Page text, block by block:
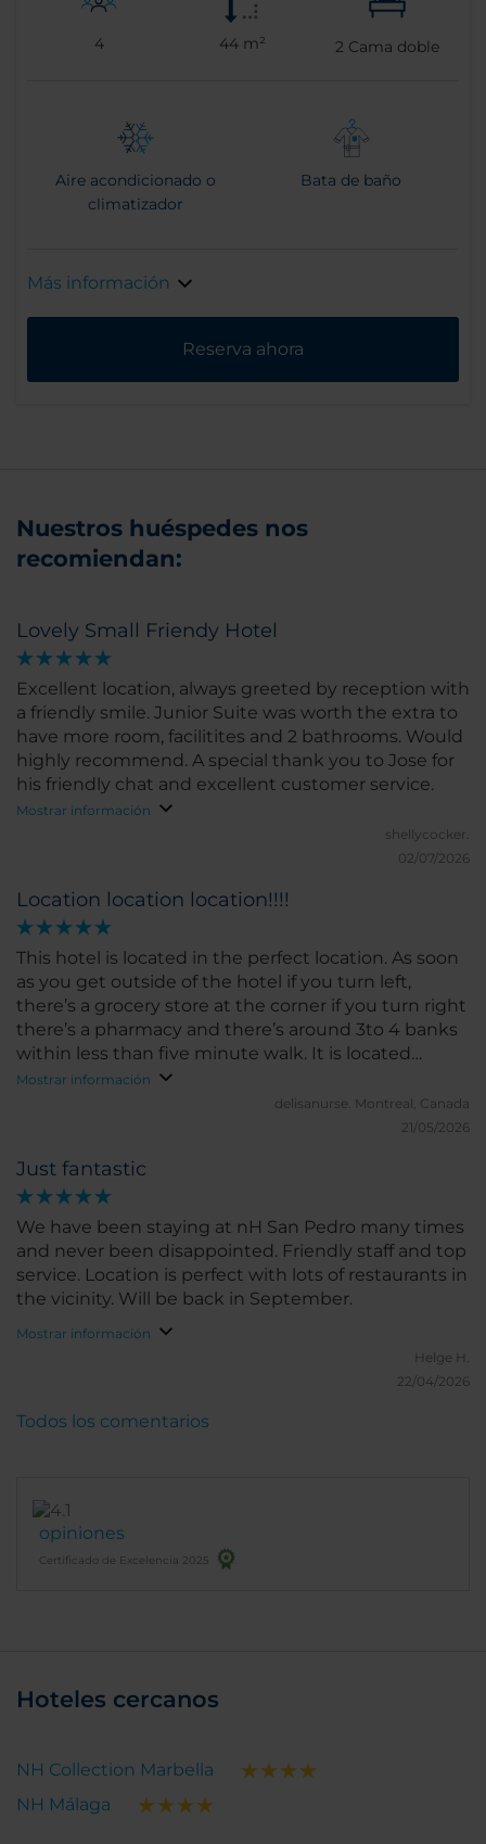
4 44 m² 2 Cama doble
Aire acondicionado o
climatizador
Bata de baño
Más información
Reserva ahora
Nuestros huéspedes nos
recomiendan:
Lovely Small Friendy Hotel
Excellent location, always greeted by reception with
a friendly smile. Junior Suite was worth the extra to
have more room, facilitites and 2 bathrooms. Would
highly recommend. A special thank you to Jose for
his friendly chat and excellent customer service.
Mostrar información
shellycocker.
02/07/2026
Location location location!!!!
This hotel is located in the perfect location. As soon
as you get outside of the hotel if you turn left,
there’s a grocery store at the corner if you turn right
there’s a pharmacy and there’s around 3to 4 banks
within less than five minute walk. It is located
within five or less minute walk of a strip of long
restaurants. All the restaurants I went to were good
and tasty. There’s breakfast options dinner options
walking to the beach. You’re right in the centre of
everything. Anything you need is within footsteps
walk from the hotel. Rooms are big and spacious.
Comfortable bed and clean. Clean bathroom and
big shower. I truly enjoyed my stay here and will
definitely be back.
Mostrar información
delisanurse.
Montreal, Canada
21/05/2026
Just fantastic
We have been staying at nH San Pedro many times
and never been disappointed. Friendly staff and top
service. Location is perfect with lots of restaurants in
the vicinity. Will be back in September.
Mostrar información
Helge H.
22/04/2026
opiniones
Certificado de Excelencia 2025
Todos los comentarios
Hoteles cercanos
NH Collection Marbella
NH Málaga